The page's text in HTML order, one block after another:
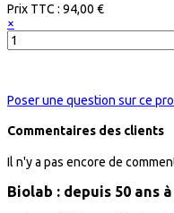
Prix ​​TTC : 94,00 €
×
Poser une question sur ce
Commentaires des clients
Il n'y a pas encore de
Biolab : depuis 50 ans